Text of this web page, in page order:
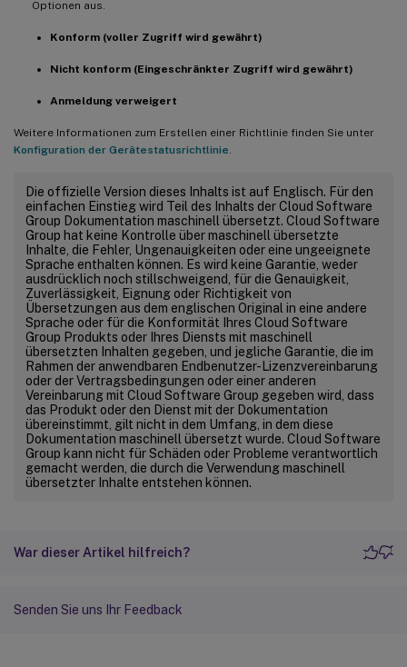
Optionen aus.
Konform (voller Zugriff wird gewährt)
Nicht konform (Eingeschränkter Zugriff wird gewährt)
Anmeldung verweigert
Weitere Informationen zum Erstellen einer Richtlinie finden Sie unter
Konfiguration der Gerätestatusrichtlinie.
Die offizielle Version dieses Inhalts ist auf Englisch. Für den
einfachen Einstieg wird Teil des Inhalts der Cloud Software
Group Dokumentation maschinell übersetzt. Cloud Software
Group hat keine Kontrolle über maschinell übersetzte
Inhalte, die Fehler, Ungenauigkeiten oder eine ungeeignete
Sprache enthalten können. Es wird keine Garantie, weder
ausdrücklich noch stillschweigend, für die Genauigkeit,
Zuverlässigkeit, Eignung oder Richtigkeit von
Übersetzungen aus dem englischen Original in eine andere
Sprache oder für die Konformität Ihres Cloud Software
Group Produkts oder Ihres Diensts mit maschinell
übersetzten Inhalten gegeben, und jegliche Garantie, die im
Rahmen der anwendbaren Endbenutzer-Lizenzvereinbarung
oder der Vertragsbedingungen oder einer anderen
Vereinbarung mit Cloud Software Group gegeben wird, dass
das Produkt oder den Dienst mit der Dokumentation
übereinstimmt, gilt nicht in dem Umfang, in dem diese
Dokumentation maschinell übersetzt wurde. Cloud Software
Group kann nicht für Schäden oder Probleme verantwortlich
gemacht werden, die durch die Verwendung maschinell
übersetzter Inhalte entstehen können.
War dieser Artikel hilfreich?
Senden Sie uns Ihr Feedback